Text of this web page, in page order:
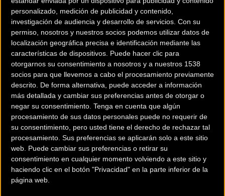
personalizado, medición de publicidad y contenido,
investigación de audiencia y desarrollo de servicios. Con su
permiso, nosotros y nuestros socios podemos utilizar datos de
localización geográfica precisa e identificación mediante las
características de dispositivos. Puede hacer clic para
otorgarnos su consentimiento a nosotros y a nuestros 1538
socios para que llevemos a cabo el procesamiento previamente
descrito. De forma alternativa, puede acceder a información
más detallada y cambiar sus preferencias antes de otorgar o
negar su consentimiento. Tenga en cuenta que algún
procesamiento de sus datos personales puede no requerir de
su consentimiento, pero usted tiene el derecho de rechazar tal
procesamiento. Sus preferencias se aplicarán solo a este sitio
web. Puede cambiar sus preferencias o retirar su
consentimiento en cualquier momento volviendo a este sitio y
haciendo clic en el botón "Privacidad" en la parte inferior de la
página web.
presentación en Madrid este sistema permite una aceleración
rápida y silenciosa y un par elevado y suave en cualquier marcha. El
motor está instalado directamente en el buje de la rueda trasera, y
esto hace que la potencia se transmita directamente al neumático,
sin producir el desgaste extra en algunos componentes como la
cadena, cambios y piñones.
Además, cuentan con baterías de muy alta calidad Ion Litio de
última generación (células 18650 LG / Samsung), de 360 Wh, 2,7
kilos, carga completa en 4,1 horas y elevada autonomía. Se
presentan con tres particularidades diferenciadoras: extraíbles y
portátiles con posibilidad de recarga montada en la bicicleta o fuera
de ella; sistema de regeneración cuando se circula entre 35 km/h y
40 km/h; y cerradura antirrobo.